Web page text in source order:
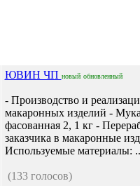
ЮВИН ЧП новый обновленный
- Производство и
макаронных изделий -
фасованная 2, 1 кг -
заказчика в макаронные
Используемые материалы:
(133 голосов)